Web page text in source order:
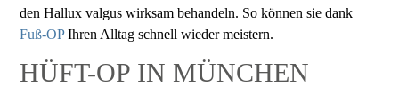
den Hallux valgus wirksam behandeln. So können sie dank
Fuß-OPIhren Alltag schnell wieder meistern.
HÜFT-OP IN MÜNCHEN